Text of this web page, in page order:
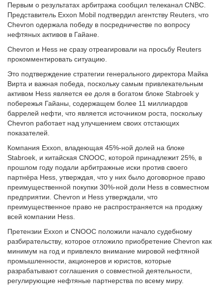
Первым о результатах арбитража сообщил телеканал CNBC.
Представитель Exxon Mobil подтвердил агентству Reuters, что
Chevron одержала победу в посредничестве по вопросу
нефтяных активов в Гайане.
Chevron и Hess не сразу отреагировали на просьбу Reuters
прокомментировать ситуацию.
Это подтверждение стратегии генерального директора Майка
Вирта и важная победа, поскольку самым привлекательным
активом Hess является ее доля в богатом блоке Stabroek у
побережья Гайаны, содержащем более 11 миллиардов
баррелей нефти, что является источником роста, поскольку
Chevron работает над улучшением своих отстающих
показателей.
Компания Exxon, владеющая 45%-ной долей на блоке
Stabroek, и китайская CNOOC, которой принадлежит 25%, в
прошлом году подали арбитражные иски против своего
партнёра Hess, утверждая, что у них было договорное право
преимущественной покупки 30%-ной доли Hess в совместном
предприятии. Chevron и Hess утверждали, что
преимущественное право не распространяется на продажу
всей компании Hess.
Претензии Exxon и CNOOC положили начало судебному
разбирательству, которое отложило приобретение Chevron как
минимум на год и привлекло внимание мировой нефтяной
промышленности, акционеров и юристов, которые
разрабатывают соглашения о совместной деятельности,
регулирующие нефтяные партнерства по всему миру.